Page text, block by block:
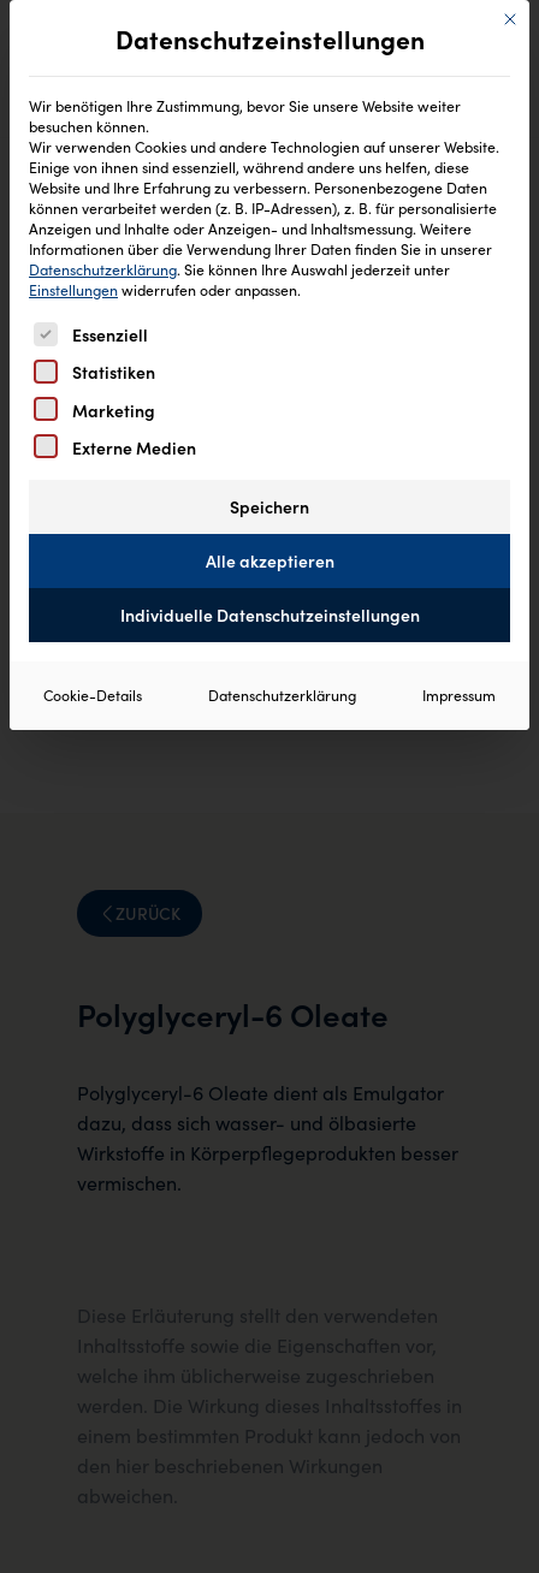
ZURÜCK
Polyglyceryl-6 Oleate
Polyglyceryl-6 Oleate dient als Emulgator
dazu, dass sich wasser- und ölbasierte
Wirkstoffe in Körperpflegeprodukten besser
vermischen.
Diese Erläuterung stellt den verwendeten
Inhaltsstoffe sowie die Eigenschaften vor,
welche ihm üblicherweise zugeschrieben
werden. Die Wirkung dieses Inhaltsstoffes in
einem bestimmten Produkt kann jedoch von
den hier beschriebenen Wirkungen
abweichen.
Mit
Datenschutzeinstellungen
Wir benötigen Ihre Zustimmung, bevor Sie unsere Website weiter
besuchen können.
Wir verwenden Cookies und andere Technologien auf unserer Website.
Einige von ihnen sind essenziell, während andere uns helfen, diese
Website und Ihre Erfahrung zu verbessern. Personenbezogene Daten
können verarbeitet werden (z. B. IP-Adressen), z. B. für personalisierte
Anzeigen und Inhalte oder Anzeigen- und Inhaltsmessung. Weitere
Informationen über die Verwendung Ihrer Daten finden Sie in unserer
Datenschutzerklärung. Sie können Ihre Auswahl jederzeit unter
Einstellungenwiderrufen oder anpassen.
Es folgt eine Liste der Service-Gruppen, für die eine
Essenziell
Statistiken
Marketing
Externe Medien
Speichern
Alle akzeptieren
Individuelle Datenschutzeinstellungen
Cookie-Details Datenschutzerklärung Impressum